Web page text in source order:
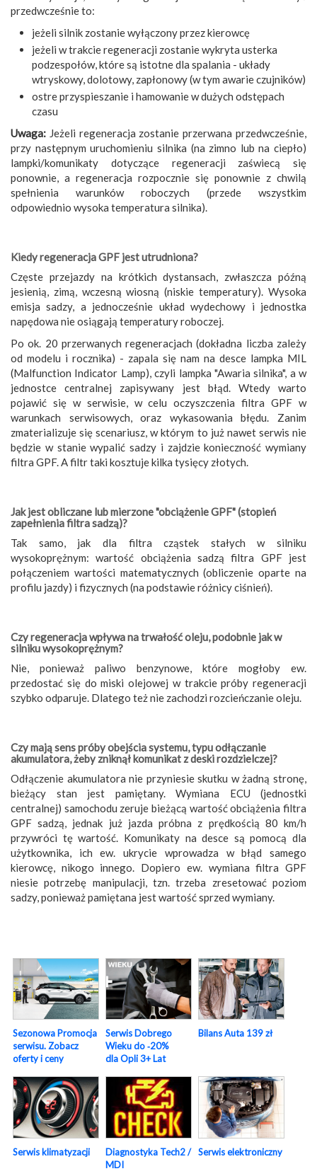
przedwcześnie to:
jeżeli silnik zostanie wyłączony przez kierowcę
jeżeli w trakcie regeneracji zostanie wykryta usterka
podzespołów, które są istotne dla spalania - układy
wtryskowy, dolotowy, zapłonowy (w tym awarie czujników)
ostre przyspieszanie i hamowanie w dużych odstępach
czasu
Uwaga: Jeżeli regeneracja zostanie przerwana przedwcześnie,
przy następnym uruchomieniu silnika (na zimno lub na ciepło)
lampki/komunikaty dotyczące regeneracji zaświecą się
ponownie, a regeneracja rozpocznie się ponownie z chwilą
spełnienia warunków roboczych (przede wszystkim
odpowiednio wysoka temperatura silnika).
Kiedy regeneracja GPF jest utrudniona?
Częste przejazdy na krótkich dystansach, zwłaszcza późną
jesienią, zimą, wczesną wiosną (niskie temperatury). Wysoka
emisja sadzy, a jednocześnie układ wydechowy i jednostka
napędowa nie osiągają temperatury roboczej.
Po ok. 20 przerwanych regeneracjach (dokładna liczba zależy
od modelu i rocznika) - zapala się nam na desce lampka MIL
(Malfunction Indicator Lamp), czyli lampka "Awaria silnika", a w
jednostce centralnej zapisywany jest błąd. Wtedy warto
pojawić się w serwisie, w celu oczyszczenia filtra GPF w
warunkach serwisowych, oraz wykasowania błędu. Zanim
zmaterializuje się scenariusz, w którym to już nawet serwis nie
będzie w stanie wypalić sadzy i zajdzie konieczność wymiany
filtra GPF. A filtr taki kosztuje kilka tysięcy złotych.
Jak jest obliczane lub mierzone "obciążenie GPF" (stopień
zapełnienia filtra sadzą)?
Tak samo, jak dla filtra cząstek stałych w silniku
wysokoprężnym: wartość obciążenia sadzą filtra GPF jest
połączeniem wartości matematycznych (obliczenie oparte na
profilu jazdy) i fizycznych (na podstawie różnicy ciśnień).
Czy regeneracja wpływa na trwałość oleju, podobnie jak w
silniku wysokoprężnym?
Nie, ponieważ paliwo benzynowe, które mogłoby ew.
przedostać się do miski olejowej w trakcie próby regeneracji
szybko odparuje. Dlatego też nie zachodzi rozcieńczanie oleju.
Czy mają sens próby obejścia systemu, typu odłączanie
akumulatora, żeby zniknął komunikat z deski rozdzielczej?
Odłączenie akumulatora nie przyniesie skutku w żadną stronę,
bieżący stan jest pamiętany. Wymiana ECU (jednostki
centralnej) samochodu zeruje bieżącą wartość obciążenia filtra
GPF sadzą, jednak już jazda próbna z prędkością 80 km/h
przywróci tę wartość. Komunikaty na desce są pomocą dla
użytkownika, ich ew. ukrycie wprowadza w błąd samego
kierowcę, nikogo innego. Dopiero ew. wymiana filtra GPF
niesie potrzebę manipulacji, tzn. trzeba zresetować poziom
sadzy, ponieważ pamiętana jest wartość sprzed wymiany.
Sezonowa Promocja
serwisu. Zobacz
oferty i ceny
Serwis Dobrego
Wieku do ‑20%
dla Opli 3+ Lat
Bilans Auta 139 zł
Serwis klimatyzacji
Diagnostyka Tech2 /
MDI
Serwis elektroniczny